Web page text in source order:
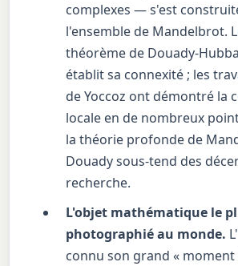
complexes — s'est
l'ensemble de Mandelbrot.
théorème de Douady-
établit sa connexité ; les
de Yoccoz ont démontré la
locale en de nombreux
la théorie profonde de
Douady sous-tend des
recherche.
L'objet mathématique le
photographié au monde.
connu son grand «